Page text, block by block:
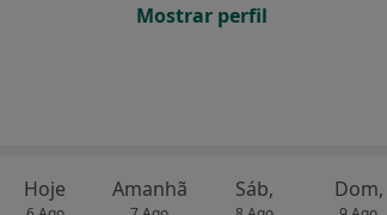
Mostrar perfil
Hoje Amanhã Sáb, Dom,